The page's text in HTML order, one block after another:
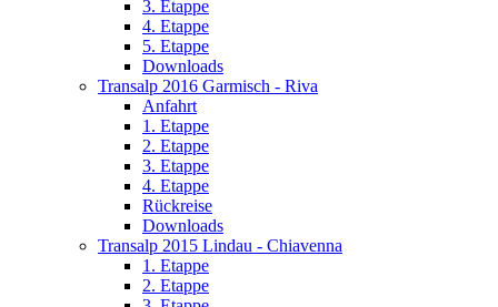
3. Etappe
4. Etappe
5. Etappe
Downloads
Transalp 2016 Garmisch - Riva
Anfahrt
1. Etappe
2. Etappe
3. Etappe
4. Etappe
Rückreise
Downloads
Transalp 2015 Lindau - Chiavenna
1. Etappe
2. Etappe